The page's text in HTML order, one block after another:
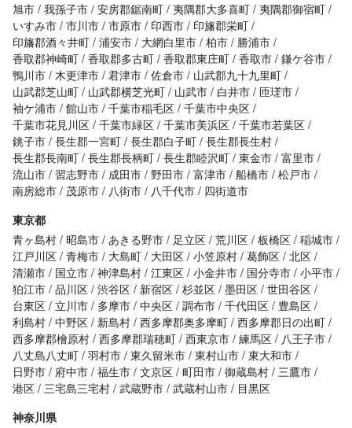
旭市 我孫子市 安房郡鋸南町 夷隅郡大多喜町 夷隅郡御宿町
いすみ市 市川市 市原市 印西市
印旛郡栄町
印旛郡酒々井町 浦安市 大網白里市 柏市
勝浦市
香取郡神崎町 香取郡多古町 香取郡東庄町 香取市 鎌ケ谷市
鴨川市 木更津市 君津市 佐倉市
山武郡九十九里町
山武郡芝山町
山武郡横芝光町 山武市 白井市 匝瑳市
袖ケ浦市 館山市 千葉市稲毛区 千葉市中央区
千葉市花見川区 千葉市緑区 千葉市美浜区 千葉市若葉区
銚子市 長生郡一宮町 長生郡白子町 長生郡長生村
長生郡長南町 長生郡長柄町 長生郡睦沢町 東金市 富里市
流山市
習志野市 成田市 野田市 富津市 船橋市 松戸市
南房総市
茂原市 八街市 八千代市
四街道市
東京都
青ヶ島村
昭島市 あきる野市 足立区 荒川区 板橋区 稲城市
江戸川区 青梅市 大島町 大田区 小笠原村 葛飾区 北区
清瀬市
国立市 神津島村 江東区 小金井市 国分寺市 小平市
狛江市 品川区 渋谷区 新宿区 杉並区 墨田区 世田谷区
台東区
立川市 多摩市 中央区 調布市 千代田区
豊島区
利島村 中野区 新島村 西多摩郡奥多摩町 西多摩郡日の出町
西多摩郡檜原村 西多摩郡瑞穂町 西東京市 練馬区
八王子市
八丈島八丈町 羽村市 東久留米市 東村山市 東大和市
日野市
府中市 福生市 文京区 町田市 御蔵島村 三鷹市
港区 三宅島三宅村 武蔵野市 武蔵村山市
目黒区
神奈川県